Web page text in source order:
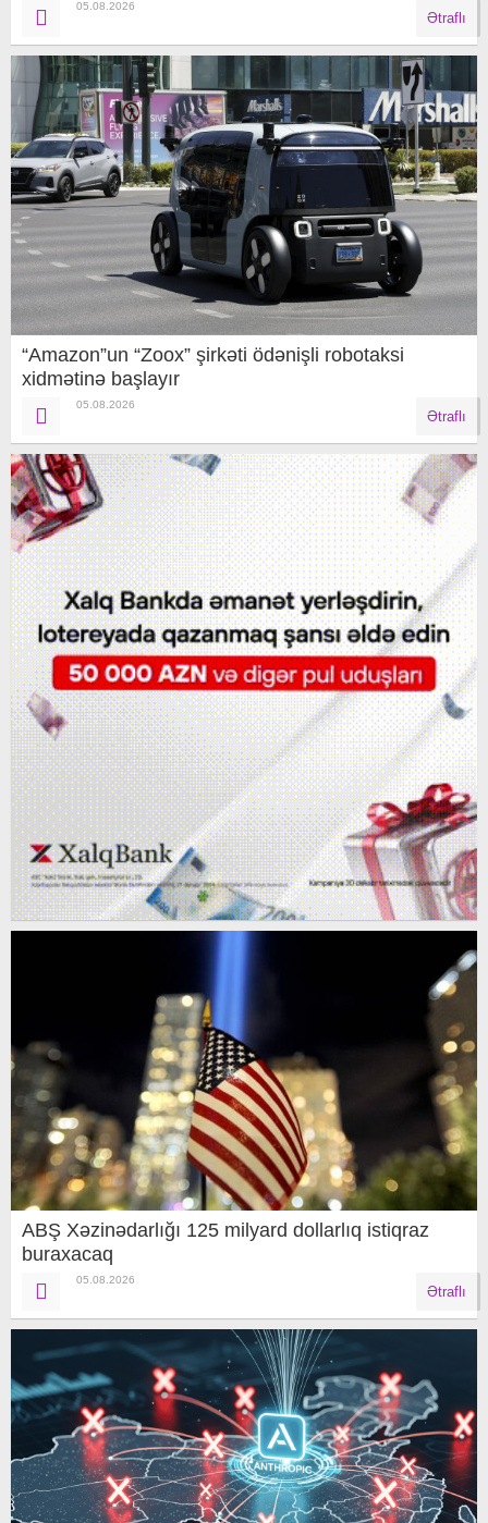
05.08.2026
Ətraflı
“Amazon”un “Zoox” şirkəti ödənişli robotaksi
xidmətinə başlayır
05.08.2026
Ətraflı
ABŞ Xəzinədarlığı 125 milyard dollarlıq istiqraz
buraxacaq
05.08.2026
Ətraflı